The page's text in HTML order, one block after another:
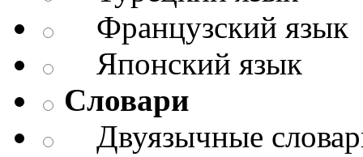
Французский язык
Японский язык
Словари
Двуязычные